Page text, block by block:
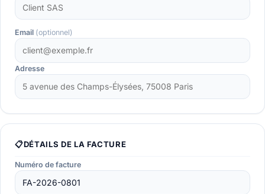
Email (optionnel)
Adresse
📋DÉTAILS DE LA FACTURE
Numéro de facture